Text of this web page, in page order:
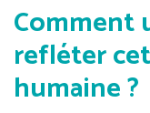
Comment
refléter
humaine ?